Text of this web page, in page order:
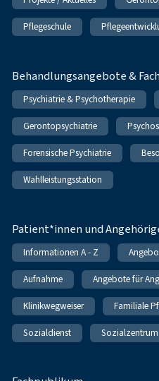
Pflegeschule
Behandlungsangebote &
Psychiatrie & Psychotherapie
Gerontopsychiatrie
Forensische Psychiatrie
Wahlleistungsstation
Patient*innen und
Informationen A - Z
Aufnahme Angebote für
Klinikwegweiser Familiale
Sozialdienst Sozialzentrum